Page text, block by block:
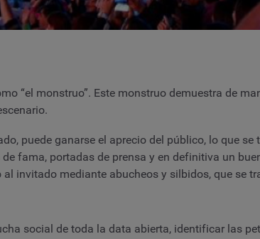
“el monstruo”. Este monstruo demuestra de
puede ganarse el aprecio del público, lo que
fama, portadas de prensa y en definitiva un
invitado mediante abucheos y silbidos, que se
social de toda la data abierta, identificar las